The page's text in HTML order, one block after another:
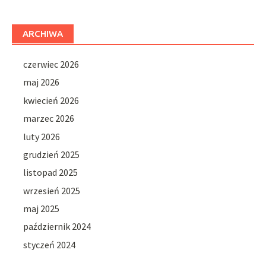
ARCHIWA
czerwiec 2026
maj 2026
kwiecień 2026
marzec 2026
luty 2026
grudzień 2025
listopad 2025
wrzesień 2025
maj 2025
październik 2024
styczeń 2024